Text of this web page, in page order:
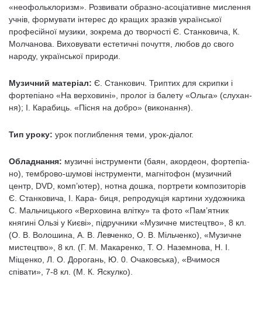
«неофольклоризм». Розвивати образно-асоціативне мислення
учнів, формувати інтерес до кращих зразків української
професійної музики, зокрема до творчості Є. Станковича, К.
Молчано­ва. Виховувати естетичні почуття, любов до свого
народу, української природи.
Музичний матеріал: Є. Станкович. Триптих для скрипки і
фортепіано «На верховині», пролог із балету «Ольга» (слухан­
ня); І. Карабиць. «Пісня на добро» (виконання).
Тип уроку: урок поглиблення теми, урок-діалог.
Обладнання: музичні інструменти (баян, акордеон, фортепіа­
но), темброво-шумові інструменти, магнітофон (музичний
центр, DVD, комп’ютер), нотна дошка, портрети композиторів
Є. Станковича, І. Кара- биця, репродукція картини художника
С. Мальчицького «Верховина влітку» та фото «Пам’ятник
княгині Ользі у Києві», підручники «Музичне мистецтво», 8 кл.
(О. В. Волошина, А. В. Левчен­ко, О. В. Мільченко), «Музичне
мистецтво», 8 кл. (Г. М. Макаренко, Т. О. Наземнова, Н. І.
Міщенко, Л. О. Дорогань, Ю. 0. Очаковська), «Вчимося
співати», 7-8 кл. (М. К. Яскулко).